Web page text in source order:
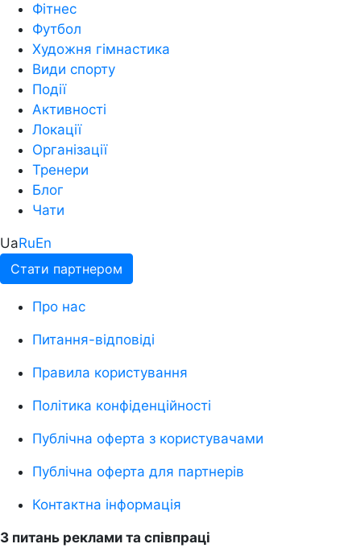
Фітнес
Футбол
Художня гімнастика
Види спорту
Події
Активності
Локації
Організації
Тренери
Блог
Чати
UaRuEn
Стати партнером
Про нас
Питання-відповіді
Правила користування
Політика конфіденційності
Публічна оферта з користувачами
Публічна оферта для партнерів
Контактна інформація
З питань реклами та співпраці